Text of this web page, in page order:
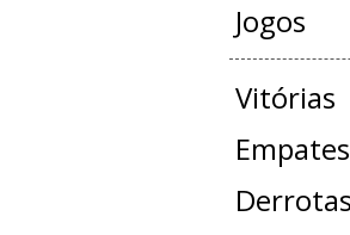
Jogos
Vitórias
Empates
Derrotas